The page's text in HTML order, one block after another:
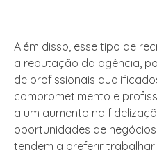
Além disso, esse tipo de
a reputação da agência,
de profissionais
comprometimento e
a um aumento na
oportunidades de
tendem a preferir